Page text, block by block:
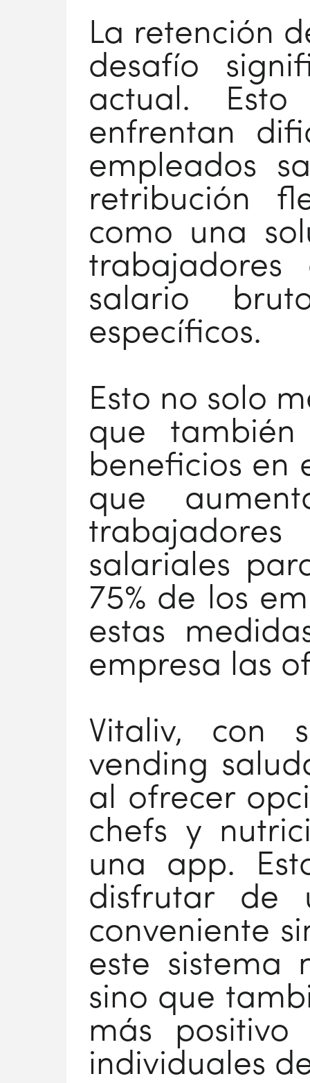
La retención
desafío
actual.
enfrentan
empleados
retribución
como una
salario
específicos.
Esto no solo
que
beneficios en
que
salariales
75% de los
estas
empresa las
Vitaliv, con
vending
al ofrecer
chefs y
una app.
disfrutar de
conveniente
este sistema
sino que
más
individuales